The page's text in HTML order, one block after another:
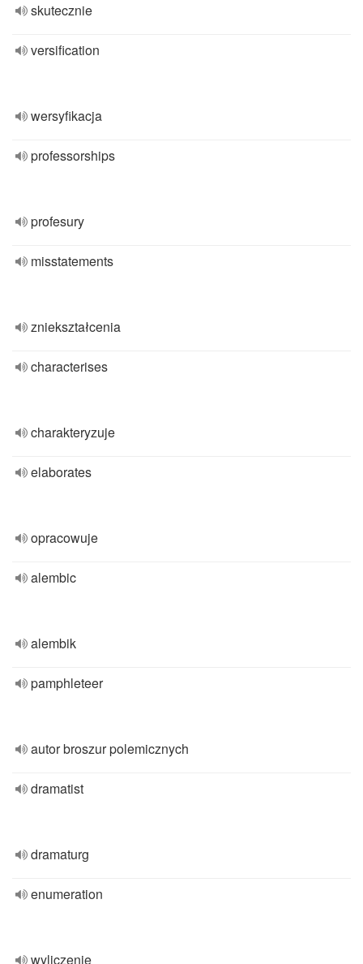
skutecznie
versification
wersyfikacja
professorships
profesury
misstatements
zniekształcenia
characterises
charakteryzuje
elaborates
opracowuje
alembic
alembik
pamphleteer
autor broszur polemicznych
dramatist
dramaturg
enumeration
wyliczenie